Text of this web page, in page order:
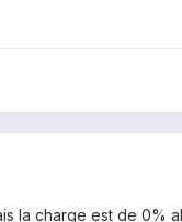
la charge est de